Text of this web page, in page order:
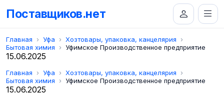
Поставщиков.нет
Главная Уфа
Хозтовары, упаковка, канцелярия
Бытовая химия
Уфимское Производственное предприятие
15.06.2025
Главная Уфа
Хозтовары, упаковка, канцелярия
Бытовая химия
Уфимское Производственное предприятие
15.06.2025